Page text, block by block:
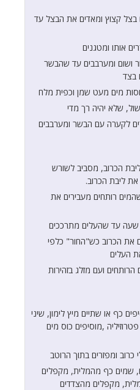
בצל קצוץ ומאדים את הבצל עד
אותו ומטגנים
ושום ומערבבים עד שהבשר
בצד
שלא יהיה רך מדי
לקערה עם הבשר ומערבבים
הכרוב, מסביב לשורש
ליבת הכרוב.
רותחים מעבירים את
עד שהעלים מתרככים
את הכרוב כש"החור" כלפי
העלים
ועם מזלג בזהירות
כף או שתיים מיץ לימון, שיני
,מוסיפים כוס מים
ומפזרים בתוך הרוטב
שמים כף מהמלית, מקפלים
מקפלים מהצדדים